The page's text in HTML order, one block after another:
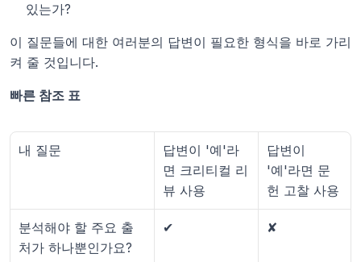
있는가?
이 질문들에 대한 여러분의 답변이 필요한 형식을 바로 가리
켜 줄 것입니다.
빠른 참조 표
내 질문
답변이 '예'라
면 크리티컬 리
뷰 사용
답변이
'예'라면 문
헌 고찰 사용
분석해야 할 주요 출
처가 하나뿐인가요?
✔ ✘